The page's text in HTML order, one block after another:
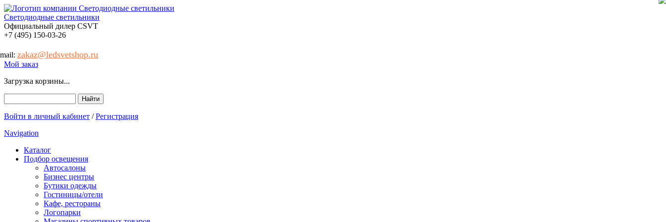
Светодиодные светильники
Официальный дилер CSVT
+7 (495) 150-03-26
zakaz@ledsvetshop.ru
Мой заказ
Загрузка корзины...
Войти в личный кабинет /Регистрация
Navigation
Каталог
Подбор освещения
Автосалоны
Бизнес центры
Бутики одежды
Гостиницы/отели
Кафе, рестораны
Логопарки